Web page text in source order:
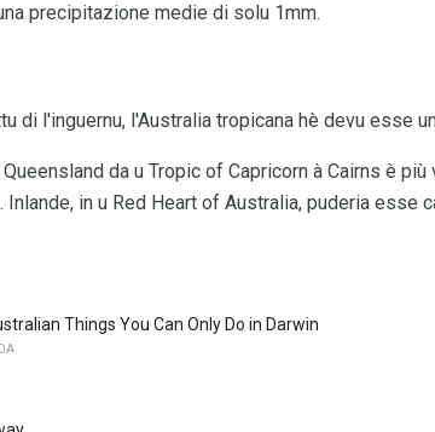
precipitazione medie di solu 1mm.
di l'inguernu, l'Australia tropicana hè devu esse
da u Tropic of Capricorn à Cairns è
in u Red Heart of Australia, puderia esse
Things You Can Only Do in Darwin